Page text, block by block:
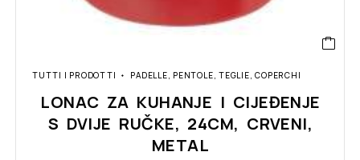
TUTTI I PRODOTTI PADELLE, PENTOLE, TEGLIE, COPERCHI
LONAC ZA KUHANJE I CIJEĐENJE
S DVIJE RUČKE, 24CM, CRVENI,
METAL